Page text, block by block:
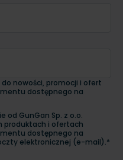
nowości, promocji i ofert
dostępnego na
od GunGan Sp. z o.o.
produktach i ofertach
dostępnego na
elektronicznej (e-mail).*